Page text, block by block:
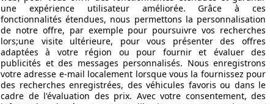
une expérience utilisateur améliorée. Grâce à ces
fonctionnalités étendues, nous permettons la personnalisation
de notre offre, par exemple pour poursuivre vos recherches
lors;une visite ultérieure, pour vous présenter des offres
adaptées à votre région ou pour fournir et évaluer des
publicités et des messages personnalisés. Nous enregistrons
votre adresse e-mail localement lorsque vous la fournissez pour
des recherches enregistrées, des véhicules favoris ou dans le
cadre de l'évaluation des prix. Avec votre consentement, des